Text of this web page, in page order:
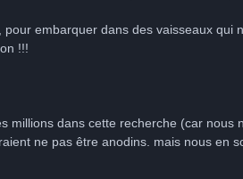
embarquer dans des vaisseaux qui
!!!
millions dans cette recherche (car nous
ne pas être anodins. mais nous en